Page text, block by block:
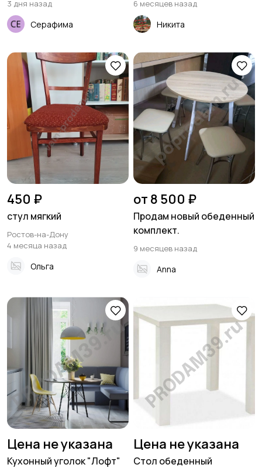
3 дня назад
Серафима
6 месяцев назад
Никита
450 ₽
стул мягкий
Ростов-на-Дону
4 месяца назад
Ольга
от 8 500 ₽
Продам новый обеденный
комплект.
9 месяцев назад
Anna
Цена не указана
Кухонный уголок "Лофт"
Цена не указана
Стол обеденный